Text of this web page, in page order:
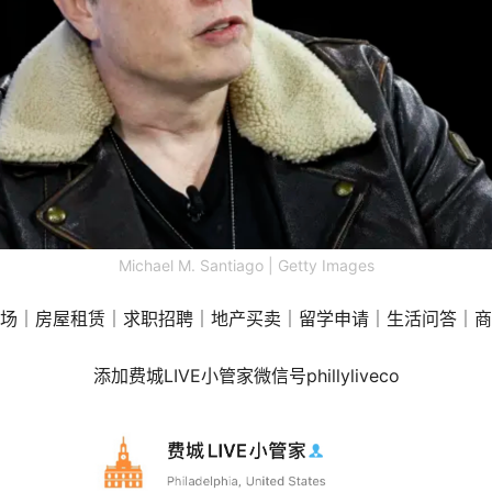
Michael M. Santiago | Getty Images
｜房屋租赁｜求职招聘｜地产买卖｜留学申请｜生活问答｜
添加费城LIVE小管家微信号phillyliveco